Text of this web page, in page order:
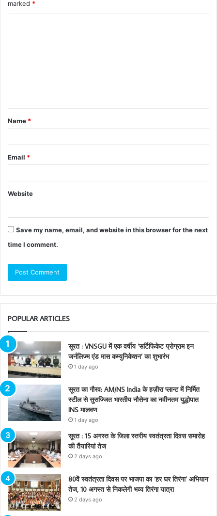
marked *
Name *
Email *
Website
Save my name, email, and website in this browser for the next
time I comment.
POPULAR ARTICLES
सूरत : VNSGU में एक वर्षीय ‘सर्टिफिकेट प्रोग्राम इन
जर्नलिज्म एंड मास कम्युनिकेशन’ का शुभारंभ
1 day ago
सूरत का गौरव: AM/NS India के हज़ीरा प्लान्ट में निर्मित
स्टील से सुसज्जित भारतीय नौसेना का नवीनतम युद्धोपात
INS मालवण
1 day ago
सूरत : 15 अगस्त के जिला स्तरीय स्वतंत्रता दिवस समारोह
की तैयारियां तेज
2 days ago
80वें स्वतंत्रता दिवस पर भाजपा का ‘हर घर तिरंगा’ अभियान
तेज, 10 अगस्त से निकलेगी भव्य तिरंगा यात्रा
2 days ago